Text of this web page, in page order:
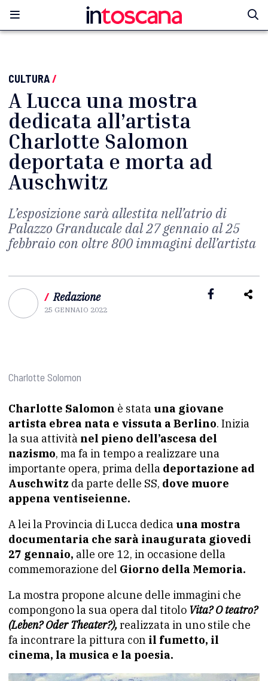
CULTURA/
A Lucca una mostra
dedicata all’artista
Charlotte Salomon
deportata e morta ad
Auschwitz
L’esposizione sarà allestita nell’atrio di
Palazzo Granducale dal 27 gennaio al 25
febbraio con oltre 800 immagini dell’artista
/ Redazione
25 GENNAIO 2022
Charlotte Solomon
Charlotte Salomon è stata una giovane
artista ebrea nata e vissuta a Berlino. Inizia
la sua attività nel pieno dell’ascesa del
nazismo, ma fa in tempo a realizzare una
importante opera, prima della deportazione ad
Auschwitz da parte delle SS, dove muore
appena ventiseienne.
A lei la Provincia di Lucca dedica una mostra
documentaria che sarà inaugurata giovedi
27 gennaio, alle ore 12, in occasione della
commemorazione del Giorno della Memoria.
La mostra propone alcune delle immagini che
compongono la sua opera dal titolo Vita? O teatro?
(Leben? Oder Theater?),realizzata in uno stile che
fa incontrare la pittura con il fumetto, il
cinema, la musica e la poesia.